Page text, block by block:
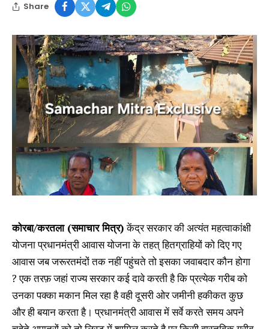
Share
कोरबा/करतला (समाचार मित्र)केंद्र सरकार की अत्यंत महत्वाकांक्षी
योजना प्रधानमंत्री आवास योजना के तहत् हितग्राहियों को दिए गए
आवास जब जरूरतमंदों तक नहीं पहुंचते तो इसका जवाबदार कौन होगा
? एक तरफ़ जहां राज्य सरकार कई दावे करती है कि प्रत्येक गरीब को
उनका पक्का मकान मिल रहा है वही दूसरी ओर जमीनी हकीकत कुछ
और ही बयान करता है। प्रधानमंत्री आवास में सर्वे करते समय अपने